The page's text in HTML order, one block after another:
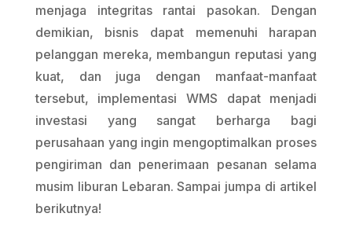
menjaga integritas rantai pasokan. Dengan
demikian, bisnis dapat memenuhi harapan
pelanggan mereka, membangun reputasi yang
kuat, dan juga dengan manfaat-manfaat
tersebut, implementasi WMS dapat menjadi
investasi yang sangat berharga bagi
perusahaan yang ingin mengoptimalkan proses
pengiriman dan penerimaan pesanan selama
musim liburan Lebaran. Sampai jumpa di artikel
berikutnya!